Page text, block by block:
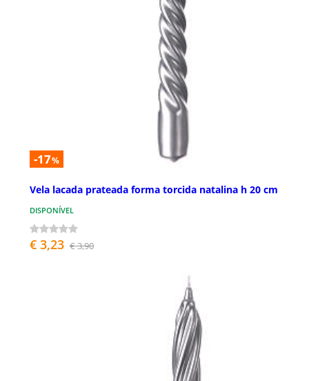
-17%
Vela lacada prateada forma torcida natalina h 20 cm
DISPONÍVEL
€ 3,23 € 3,90